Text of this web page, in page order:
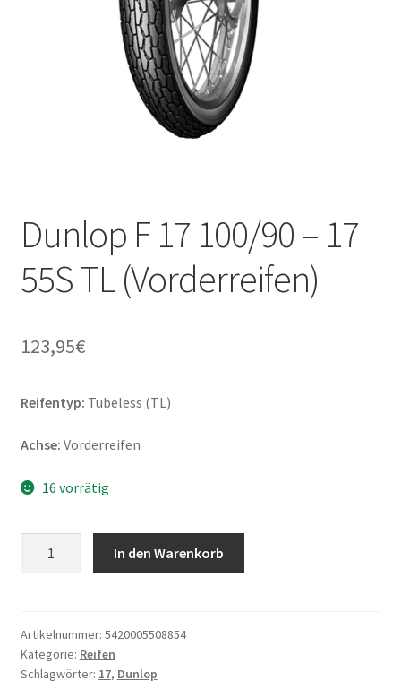
Dunlop F 17 100/90 – 17
55S TL (Vorderreifen)
123,95€
Reifentyp: Tubeless (TL)
Achse: Vorderreifen
16 vorrätig
-
17
55S
In den Warenkorb
Artikelnummer: 5420005508854
Kategorie: Reifen
Schlagwörter: 17, Dunlop